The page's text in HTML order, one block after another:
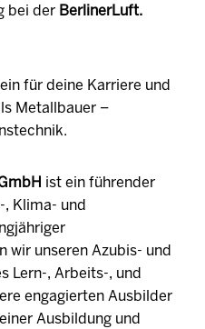
bei der BerlinerLuft.
für deine Karriere und
Metallbauer –
ist ein führender
Klima- und
wir unseren Azubis- und
Lern-, Arbeits-, und
engagierten Ausbilder
Ausbildung und